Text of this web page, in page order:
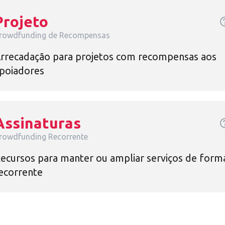
de Recompensas
para projetos com recompensas aos
Recorrente
para manter ou ampliar serviços de